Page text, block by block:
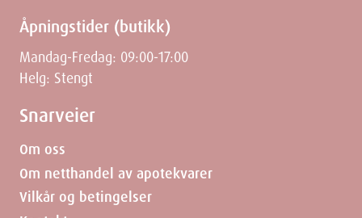
Åpningstider (butikk)
Mandag-Fredag: 09:00-17:00
Helg: Stengt
Snarveier
Om oss
Om netthandel av apotekvarer
Vilkår og betingelser